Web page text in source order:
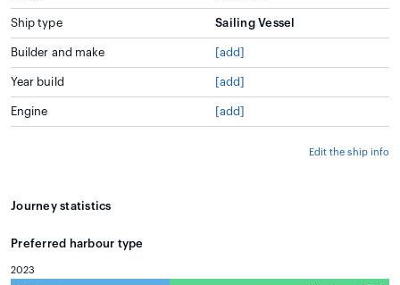
Ship type Sailing Vessel
Builder and make [add]
Year build [add]
Engine [add]
Edit the ship info
Journey statistics
Preferred harbour type
2023